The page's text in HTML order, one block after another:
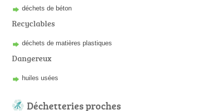
déchets de béton
Recyclables
déchets de matières plastiques
Dangereux
huiles usées
Déchetteries proches